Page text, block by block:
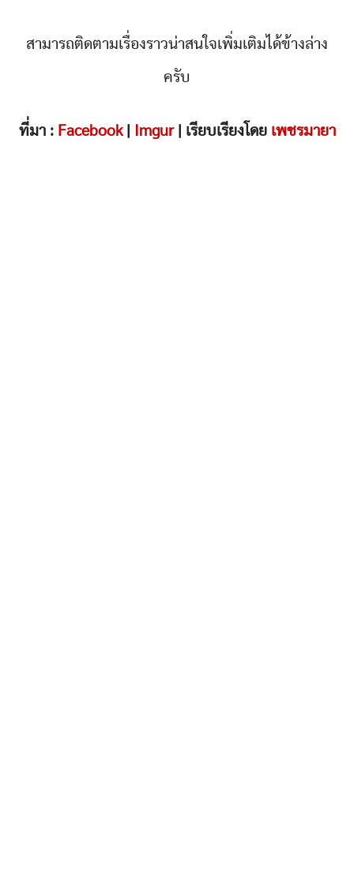
สามารถติดตามเรื่องราวน่าสนใจเพิ่มเติมได้ข้างล่าง
ครับ
ที่มา : Facebook| Imgur| เรียบเรียงโดย เพชรมายา